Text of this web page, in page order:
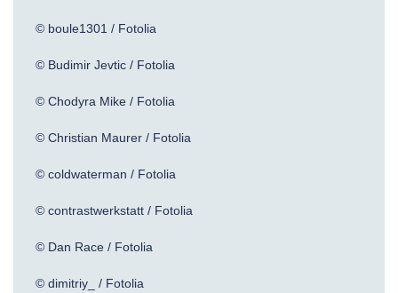
© boule1301 / Fotolia
© Budimir Jevtic / Fotolia
© Chodyra Mike / Fotolia
© Christian Maurer / Fotolia
© coldwaterman / Fotolia
© contrastwerkstatt / Fotolia
© Dan Race / Fotolia
© dimitriy_ / Fotolia